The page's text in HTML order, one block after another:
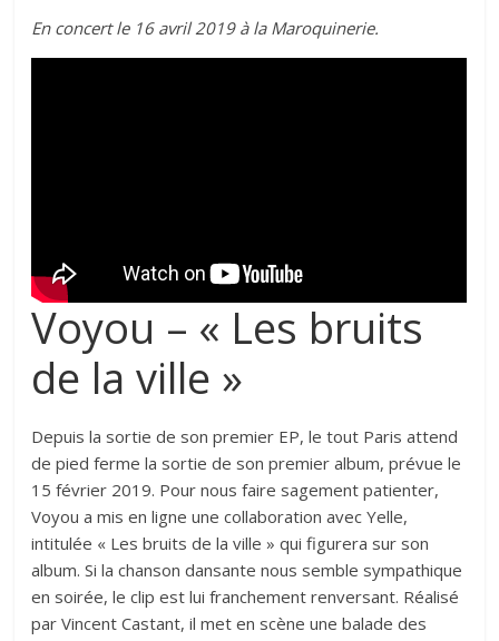
En concert le 16 avril 2019 à la Maroquinerie.
Voyou – « Les bruits
de la ville »
Depuis la sortie de son premier EP, le tout Paris attend
de pied ferme la sortie de son premier album, prévue le
15 février 2019. Pour nous faire sagement patienter,
Voyou a mis en ligne une collaboration avec Yelle,
intitulée « Les bruits de la ville » qui figurera sur son
album. Si la chanson dansante nous semble sympathique
en soirée, le clip est lui franchement renversant. Réalisé
par Vincent Castant, il met en scène une balade des